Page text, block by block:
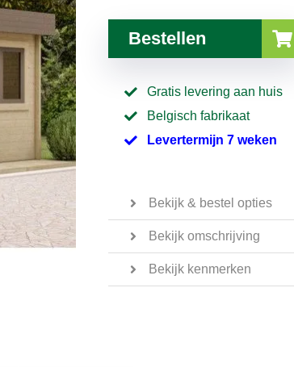
Bestellen
Gratis levering aan huis
Belgisch fabrikaat
Levertermijn 7 weken
Bekijk & bestel opties
Bekijk omschrijving
Bekijk kenmerken